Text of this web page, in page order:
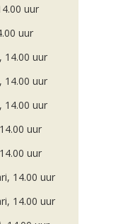
uur
uur
14.00 uur
14.00 uur
14.00 uur
uur
uur
14.00 uur
14.00 uur